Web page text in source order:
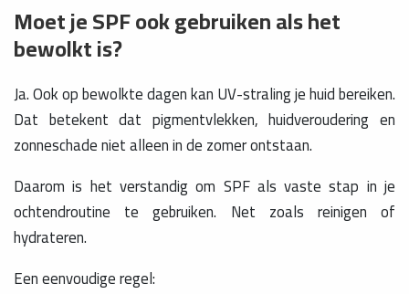
Moet je SPF ook gebruiken als het
bewolkt is?
Ja. Ook op bewolkte dagen kan UV-straling je huid bereiken.
Dat betekent dat pigmentvlekken, huidveroudering en
zonneschade niet alleen in de zomer ontstaan.
Daarom is het verstandig om SPF als vaste stap in je
ochtendroutine te gebruiken. Net zoals reinigen of
hydrateren.
Een eenvoudige regel: